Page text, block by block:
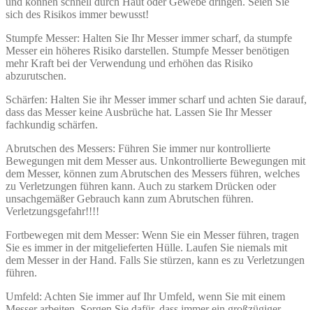
sich des Risikos immer bewusst!
Stumpfe Messer: Halten Sie Ihr Messer immer scharf, da stumpfe
Messer ein höheres Risiko darstellen. Stumpfe Messer benötigen
mehr Kraft bei der Verwendung und erhöhen das Risiko
abzurutschen.
Schärfen: Halten Sie ihr Messer immer scharf und achten Sie darauf,
dass das Messer keine Ausbrüche hat. Lassen Sie Ihr Messer
fachkundig schärfen.
Abrutschen des Messers: Führen Sie immer nur kontrollierte
Bewegungen mit dem Messer aus. Unkontrollierte Bewegungen mit
dem Messer, können zum Abrutschen des Messers führen, welches
zu Verletzungen führen kann. Auch zu starkem Drücken oder
unsachgemäßer Gebrauch kann zum Abrutschen führen.
Verletzungsgefahr!!!!
Fortbewegen mit dem Messer: Wenn Sie ein Messer führen, tragen
Sie es immer in der mitgelieferten Hülle. Laufen Sie niemals mit
dem Messer in der Hand. Falls Sie stürzen, kann es zu Verletzungen
führen.
Umfeld: Achten Sie immer auf Ihr Umfeld, wenn Sie mit einem